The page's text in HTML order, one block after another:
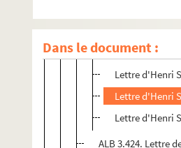
Dans le document :
Lettre d'Henri
Lettre d'Henri
Lettre d'Henri
Lettre d'Henri
Lettre d'Henri
ALB 3.424. Lettre